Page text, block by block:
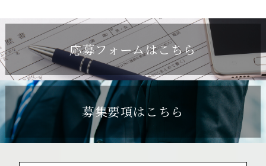
応募フォームはこちら
募集要項はこちら